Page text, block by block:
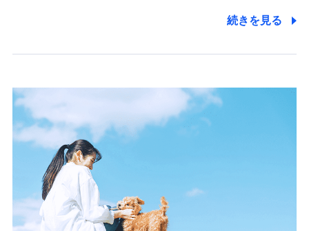
スマートプラス少額短期保険株式会社
（https://www.smartplus-insurance.com/）
チューリッヒ少額短期保険株式会社
(https://www.zurichssi.co.jp/)
Tokio Marine X少額短期保険株式会社
(https://www.tokiomarine-x.co.jp/)
ペットメディカルサポート株式会社
(https://pshoken.co.jp/)
リトルファミリー少額短期保険株式会社
続きを見る